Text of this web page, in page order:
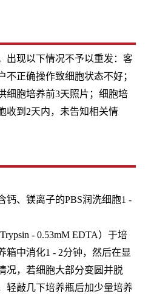
出现以下情况不予以重发：客
不正确操作致细胞状态不好；
细胞培养前3天照片；细胞培
收到2天内，未告知相关情
钙、镁离子的PBS润洗细胞1 -
- 0.53mM EDTA）于培
中消化1 - 2分钟，然后在显
况，若细胞大部分变圆并脱
轻敲几下培养瓶后加少量培养